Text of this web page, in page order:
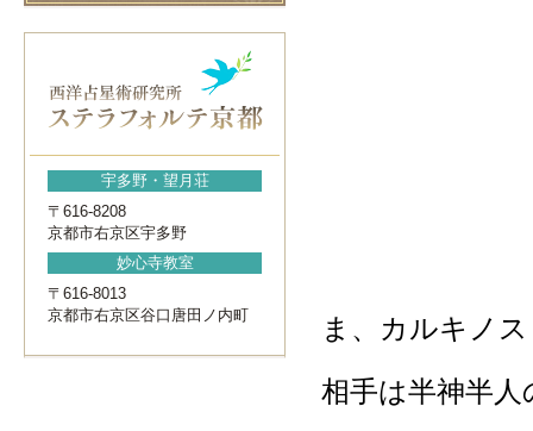
宇多野・望月荘
〒616-8208
京都市右京区宇多野
妙心寺教室
〒616-8013
京都市右京区谷口唐田ノ内町
ま、カルキノ
相手は半神半